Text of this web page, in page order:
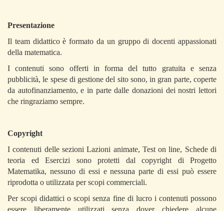
Presentazione
Il team didattico è formato da un gruppo di docenti appassionati
della matematica.
I contenuti sono offerti in forma del tutto gratuita e senza
pubblicità, le spese di gestione del sito sono, in gran parte, coperte
da autofinanziamento, e in parte dalle donazioni dei nostri lettori
che ringraziamo sempre.
Copyright
I contenuti delle sezioni Lazioni animate, Test on line, Schede di
teoria ed Esercizi sono protetti dal copyright di Progetto
Matematika, nessuno di essi e nessuna parte di essi può essere
riprodotta o utilizzata per scopi commerciali.
Per scopi didattici o scopi senza fine di lucro i contenuti possono